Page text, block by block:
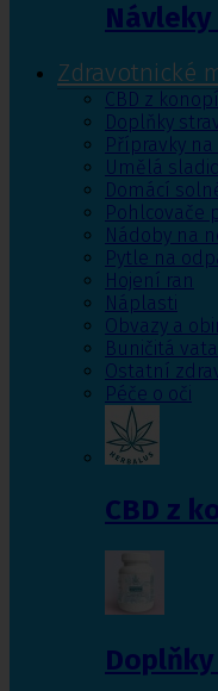
Zdravotnické
CBD z konopí
Doplňky
Přípravky
Umělá
Domácí
Pohlcovače
Nádoby na
Pytle na
Hojení ran
Náplasti
Obvazy a
Buničitá
Ostatní
Péče o oči
CBD z